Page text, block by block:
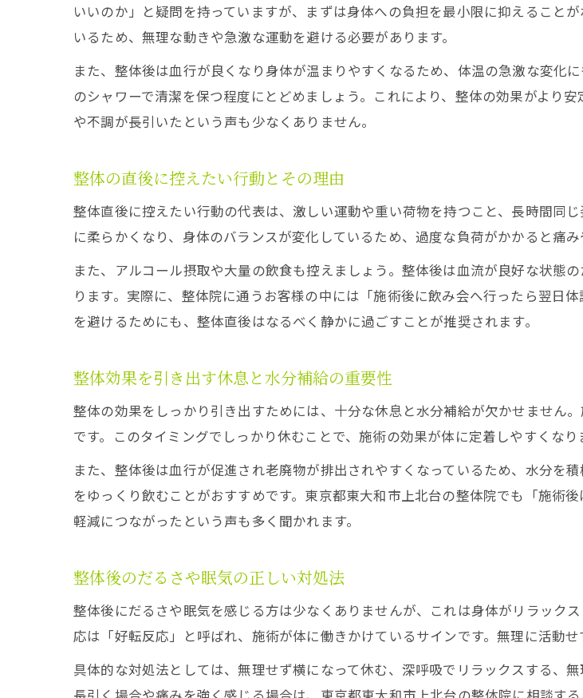
整体後の姿勢改善がもた
整体施術後に気をつけるポイン
整体施術後に避けたい激
整体の効果を妨げない生
施術後の眠気や不調を解消す
整体後の眠気やだるさの
整体施術後の自律神経バ
整体後の体調不良が続く
整体後の不調を和らげる
整体後に欠かせないセル
整体効果を持続させるス
整体後の体調維持に役立
整体後のセルフケアで再
整体後に無理をしない運
整体施術後の運動で意識
いいのか」と疑問を持っていますが、まずは身体への負担を最小限に抑えること
いるため、無理な動きや急激な運動を避ける必要があります。
また、整体後は血行が良くなり身体が温まりやすくなるため、体温の急激な変化
のシャワーで清潔を保つ程度にとどめましょう。これにより、整体の効果がより
や不調が長引いたという声も少なくありません。
整体の直後に控えたい行動とその理由
整体直後に控えたい行動の代表は、激しい運動や重い荷物を持つこと、長時間同
に柔らかくなり、身体のバランスが変化しているため、過度な負荷がかかると痛み
また、アルコール摂取や大量の飲食も控えましょう。整体後は血流が良好な状態
ります。実際に、整体院に通うお客様の中には「施術後に飲み会へ行ったら翌日
を避けるためにも、整体直後はなるべく静かに過ごすことが推奨されます。
整体効果を引き出す休息と水分補給の重要性
整体の効果をしっかり引き出すためには、十分な休息と水分補給が欠かせません
です。このタイミングでしっかり休むことで、施術の効果が体に定着しやすくなり
また、整体後は血行が促進され老廃物が排出されやすくなっているため、水分を
をゆっくり飲むことがおすすめです。東京都東大和市上北台の整体院でも「施術
軽減につながったという声も多く聞かれます。
整体後のだるさや眠気の正しい対処法
整体後にだるさや眠気を感じる方は少なくありませんが、これは身体がリラック
応は「好転反応」と呼ばれ、施術が体に働きかけているサインです。無理に活動せ
具体的な対処法としては、無理せず横になって休む、深呼吸でリラックスする、